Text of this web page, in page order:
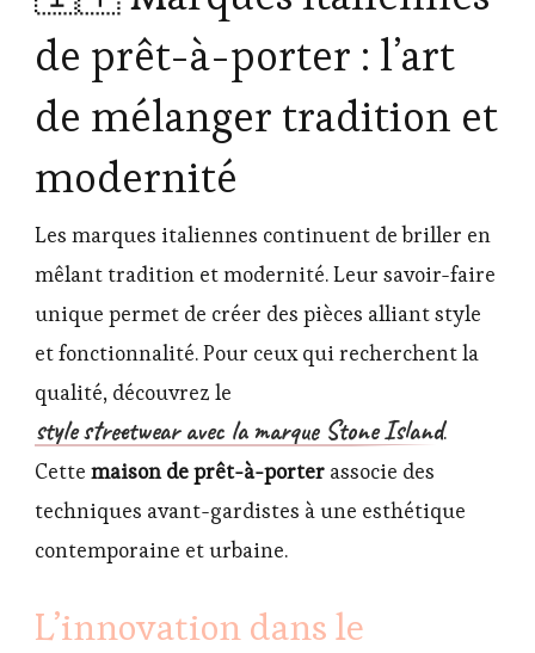
de prêt-à-porter : l’art
de mélanger tradition et
modernité
Les marques italiennes continuent de briller en
mêlant tradition et modernité. Leur savoir-faire
unique permet de créer des pièces alliant style
et fonctionnalité. Pour ceux qui recherchent la
qualité, découvrez le
style streetwear avec la marque Stone Island.
Cette maison de prêt-à-porter associe des
techniques avant-gardistes à une esthétique
contemporaine et urbaine.
L’innovation dans le